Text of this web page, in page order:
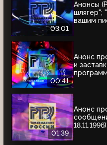
03:01
Анонсы
шлягер";
вашим
00:41
Анонс
и
01:39
Анонс
18.11.1996)